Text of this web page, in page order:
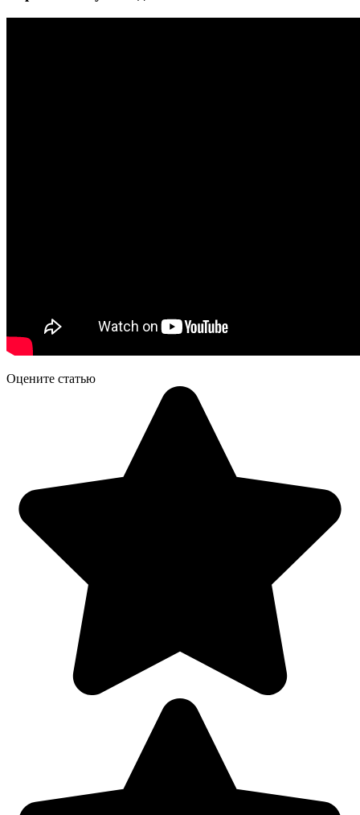
Оцените статью